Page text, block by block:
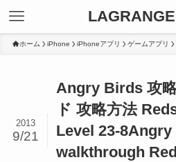
ホーム iPhone iPhoneアプリ ゲームアプリ
Angry Birds 攻
ド 攻略方法
Level 23-8Angry
walkthrough
2013
9/21